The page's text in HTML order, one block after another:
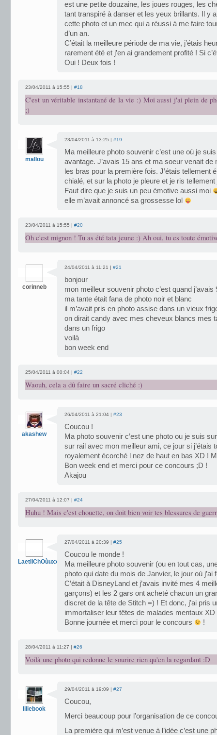
est une petite douzaine, les joues rouges, les
tant transpiré à danser et les yeux brillants. Il y
cette photo et un mec qui a réussi à me faire
d’un an.
C’était la meilleure période de ma vie, j’étais
rarement été et j’en ai grandement profité ! Si
Oui ! Deux fois !
23/04/2011 à 15:55 | #18
C'est un véritable instantané de la vie :) Moi aussi j'ai plein de
;)
mallou
23/04/2011 à 13:25 | #19
Ma meilleure photo souvenir c’est une où je
avantage. J’avais 15 ans et ma soeur venait
les bras pour la première fois. J’étais tellement
chialé, et sur la photo je pleure et je ris
Faut dire que je suis un peu émotive aussi moi
elle m’avait annoncé sa grossesse lol
23/04/2011 à 15:55 | #20
Oh c'est mignon ! Tu as été tata jeune :) Ah oui, tu es toute
corinneb
24/04/2011 à 11:21 | #21
bonjour
mon meilleur souvenir photo c’est quand
ma tante était fana de photo noir et blanc
il m’avait pris en photo assise dans un vieux
on dirait candy avec mes cheveux blancs mes
dans un frigo
voilà
bon week end
25/04/2011 à 00:04 | #22
Waouh, cela a dû faire un sacré cliché :)
akashew
26/04/2011 à 21:04 | #23
Coucou !
Ma photo souvenir c’est une photo ou je suis
sur rail avec mon meilleur ami, ce jour si j’étais
royalement écorché l nez de haut en bas XD !
Bon week end et merci pour ce concours ;D !
Akajou
27/04/2011 à 12:07 | #24
Huhu ! Mais c'est chouette, on doit bien voir tes blessures de
LaetiiChOùuxx
27/04/2011 à 20:39 | #25
Coucou le monde !
Ma meilleure photo souvenir (ou en tout cas,
photo qui date du mois de Janvier, le jour où
C’était à DisneyLand et j’avais invité mes 4
garçons) et les 2 gars ont acheté chacun un
discret de la tête de Stitch =) ! Et donc, j’ai pris
immortaliser leur têtes de malades mentaux XD
Bonne journée et merci pour le concours
!
28/04/2011 à 11:27 | #26
Voilà une photo qui redonne le sourire rien qu'en la regardant :D
liliebook
29/04/2011 à 19:09 | #27
Coucou,
Merci beaucoup pour l’organisation de ce
La première qui m’est venue à l’idée c’est une